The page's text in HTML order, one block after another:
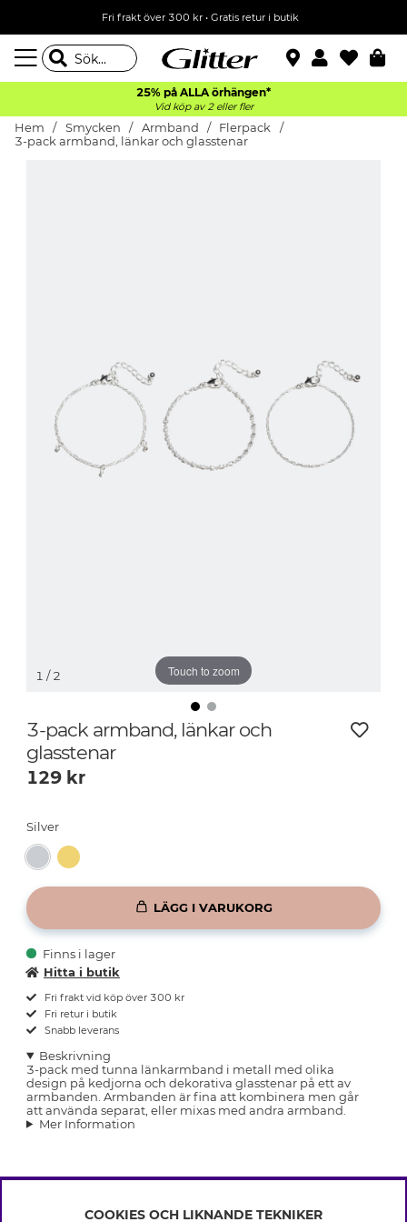
Fri frakt över 300 kr• Gratis retur i butik
25% på ALLA örhängen*
Vid köp av 2 eller fler
Hem Smycken Armband
Flerpack
3-pack armband, länkar och glasstenar
Touch to zoom
1 / 2
3-pack armband, länkar och
glasstenar
129 kr
Silver
LÄGG I VARUKORG
Finns i lager
Hitta i butik
Fri frakt vid köp över 300 kr
Fri retur i butik
Snabb leverans
Beskrivning
3-pack med tunna länkarmband i metall med olika
design på kedjorna och dekorativa glasstenar på ett av
armbanden. Armbanden är fina att kombinera men går
att använda separat, eller mixas med andra armband.
Mer Information
COOKIES OCH LIKNANDE TEKNIKER